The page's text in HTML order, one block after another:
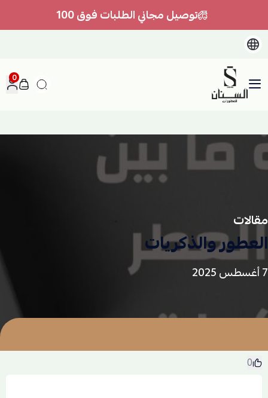
توصيل مجاني الطلبات فوق 100
السنان للعطور والعسل الطبيعي
0
مقالات
العطور والذكريات
7 أغسطس 2025
0